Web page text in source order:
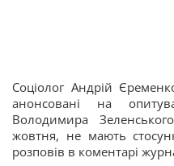
Соціолог Андрій
анонсовані на
Володимира
жовтня, не мають
розповів в коментарі